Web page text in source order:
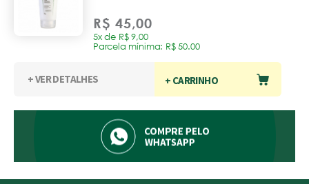
R$ 45,00
5x de R$ 9,00
Parcela mínima: R$ 50.00
+ VER DETALHES + CARRINHO